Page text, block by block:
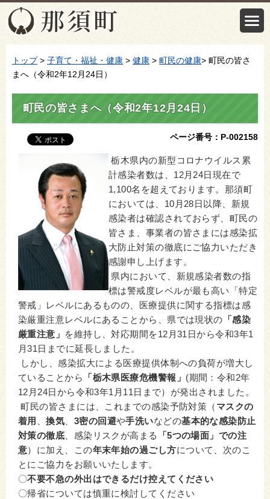
トップ> 子育て・福祉・健康 > 健康 > 町民の健康> 町民の皆さ
まへ（令和2年12月24日）
町民の皆さまへ（令和2年12月24日）
ページ番号：P-002158
栃木県内の新型コロナウイルス累
計感染者数は、12月24日現在で
1,100名を超えております。那須町
においては、10月28日以降、新規
感染者は確認されておらず、町民の
皆さま、事業者の皆さまには感染拡
大防止対策の徹底にご協力いただき
感謝申し上げます。
県内において、新規感染者数の指
標は警戒度レベルが最も高い「特定
警戒」レベルにあるものの、医療提供に関する指標は感
染厳重注意レベルにあることから、県では現状の 「感染
厳重注意」
を維持し、対応期間を12月31日から令和3年1
月31日までに延長しました。
しかし、感染拡大による医療提供体制への負荷が増大し
ていることから
「栃木県医療危機警報」 (期間：令和2年
12月24日から令和3年1月11日まで）が発出されました。
町民の皆さまには、これまでの感染予防対策（ マスクの
着用
、換気 3密の回避や手洗いなどの基本的な感染防止
対策の徹底 、感染リスクが高まる
「5つの場面」での注
意）に加え、この年末年始の過ごし方について、次のこ
とにご協力をお願いいたします。
〇不要不急の外出はできるだけ控えてください
〇帰省については慎重に検討してください